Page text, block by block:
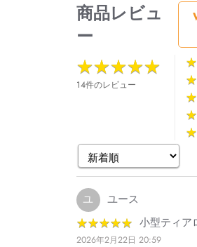
商品レビュ
ー
★★★★★
★★★★★
14件のレビュー
★
★
★
★
★
★
★
★
★
★
ユ ユース
★★★★★
★★★★★ 小型ティア
2026年2月22日 20:59